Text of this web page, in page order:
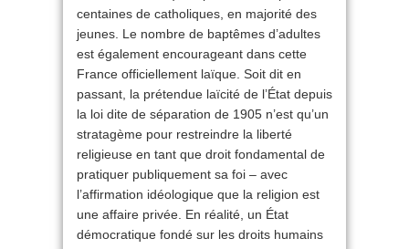
centaines de catholiques, en majorité des
jeunes. Le nombre de baptêmes d’adultes
est également encourageant dans cette
France officiellement laïque. Soit dit en
passant, la prétendue laïcité de l’État depuis
la loi dite de séparation de 1905 n’est qu’un
stratagème pour restreindre la liberté
religieuse en tant que droit fondamental de
pratiquer publiquement sa foi – avec
l’affirmation idéologique que la religion est
une affaire privée. En réalité, un État
démocratique fondé sur les droits humains